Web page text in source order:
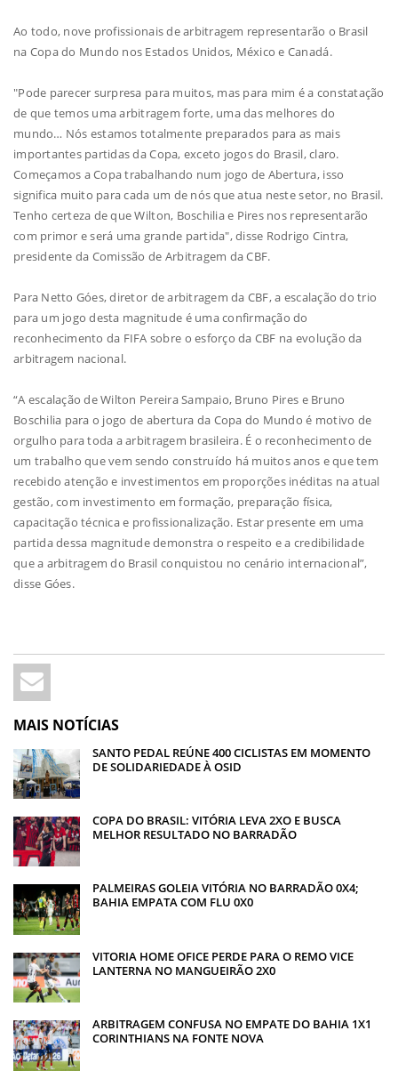
Ao todo, nove profissionais de arbitragem representarão o Brasil
na Copa do Mundo nos Estados Unidos, México e Canadá.
"Pode parecer surpresa para muitos, mas para mim é a constatação
de que temos uma arbitragem forte, uma das melhores do
mundo… Nós estamos totalmente preparados para as mais
importantes partidas da Copa, exceto jogos do Brasil, claro.
Começamos a Copa trabalhando num jogo de Abertura, isso
significa muito para cada um de nós que atua neste setor, no Brasil.
Tenho certeza de que Wilton, Boschilia e Pires nos representarão
com primor e será uma grande partida", disse Rodrigo Cintra,
presidente da Comissão de Arbitragem da CBF.
Para Netto Góes, diretor de arbitragem da CBF, a escalação do trio
para um jogo desta magnitude é uma confirmação do
reconhecimento da FIFA sobre o esforço da CBF na evolução da
arbitragem nacional.
“A escalação de Wilton Pereira Sampaio, Bruno Pires e Bruno
Boschilia para o jogo de abertura da Copa do Mundo é motivo de
orgulho para toda a arbitragem brasileira. É o reconhecimento de
um trabalho que vem sendo construído há muitos anos e que tem
recebido atenção e investimentos em proporções inéditas na atual
gestão, com investimento em formação, preparação física,
capacitação técnica e profissionalização. Estar presente em uma
partida dessa magnitude demonstra o respeito e a credibilidade
que a arbitragem do Brasil conquistou no cenário internacional”,
disse Góes.
MAIS NOTÍCIAS
SANTO PEDAL REÚNE 400 CICLISTAS EM MOMENTO
DE SOLIDARIEDADE À OSID
COPA DO BRASIL: VITÓRIA LEVA 2XO E BUSCA
MELHOR RESULTADO NO BARRADÃO
PALMEIRAS GOLEIA VITÓRIA NO BARRADÃO 0X4;
BAHIA EMPATA COM FLU 0X0
VITORIA HOME OFICE PERDE PARA O REMO VICE
LANTERNA NO MANGUEIRÃO 2X0
ARBITRAGEM CONFUSA NO EMPATE DO BAHIA 1X1
CORINTHIANS NA FONTE NOVA